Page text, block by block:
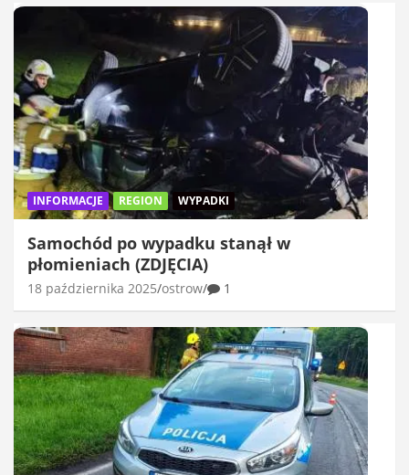
INFORMACJE REGION WYPADKI
Samochód po wypadku stanął w
płomieniach (ZDJĘCIA)
18 października 2025 ostrow 1